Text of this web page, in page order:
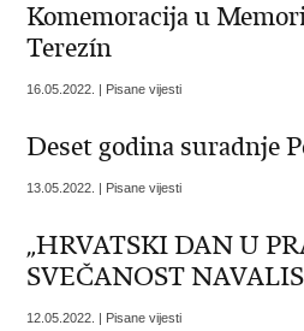
Komemoracija u
Terezín
16.05.2022. | Pisane vijesti
Deset godina suradnje
13.05.2022. | Pisane vijesti
„HRVATSKI DAN U
SVEČANOST NAVALIS
12.05.2022. | Pisane vijesti